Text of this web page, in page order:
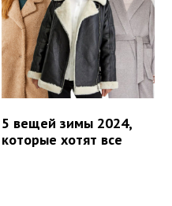
5 вещей зимы 2024,
которые хотят все